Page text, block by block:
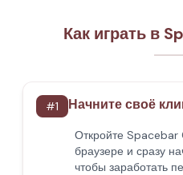
Как играть в
#1 Начните своё
Откройте Spacebar
браузере и сразу
чтобы заработать